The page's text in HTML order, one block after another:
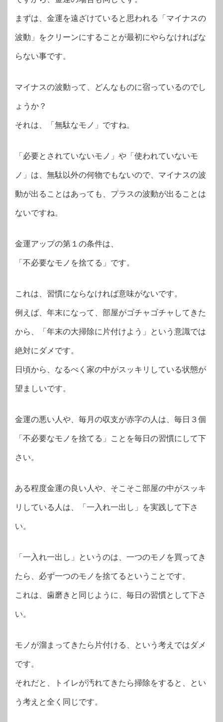
まずは、金運を遠ざけていると思われる「マイナスの
波動」をクリーンにすることが最初にやらなければな
らない事です。
マイナスの波動って、どんなものに宿っているのでし
ょうか？
それは、「無駄なモノ」ですね。
「必要とされていないモノ」や「使われていないモ
ノ」は、無駄以外の何物でもないので、マイナスの波
動が出ることはあっても、プラスの波動が出ることは
ないですね。
金運アップの第１の条件は、
「不必要なモノを捨てる」です。
これは、習慣にならなければ意味がないです。
例えば、年末になって、部屋がゴチャゴチャしてきた
から、「年末の大掃除に片付けよう」という意識では
絶対にダメです。
日頃から、なるべく家の中がスッキリしている状態が
望ましいです。
金運の悪い人や、毎月の収支が赤字の人は、毎日３個
「不必要なモノを捨てる」ことを毎日の習慣にして下
さい。
ある程度金運の良い人や、そこそこ部屋の中がスッキ
リしている人は、「一入れ一出し」を実践して下さ
い。
「一入れ一出し」というのは、一つのモノを買ってき
たら、必ず一つのモノを捨てるということです。
これは、歯磨きと同じように、毎日の習慣として下さ
い。
モノが溜まってきたら片付ける、という考えではダメ
です。
それだと、トイレが汚れてきたら掃除をすると、とい
う考えと全く同じです。